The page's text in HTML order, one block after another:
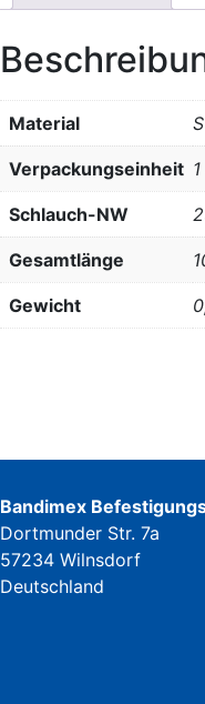
Material
Verpackungseinheit
Schlauch-NW
Gesamtlänge
Gewicht
Bandimex
Dortmunder Str. 7a
57234 Wilnsdorf
Deutschland